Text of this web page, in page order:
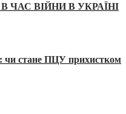
ВІЙНИ В УКРАЇНІ
чи стане ПЦУ прихистком